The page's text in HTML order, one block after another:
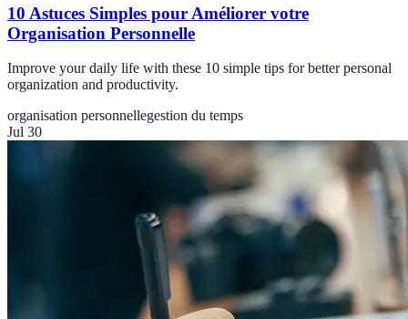
10 Astuces Simples pour Améliorer votre
Organisation Personnelle
Improve your daily life with these 10 simple tips for better personal
organization and productivity.
organisation personnellegestion du temps
Jul 30